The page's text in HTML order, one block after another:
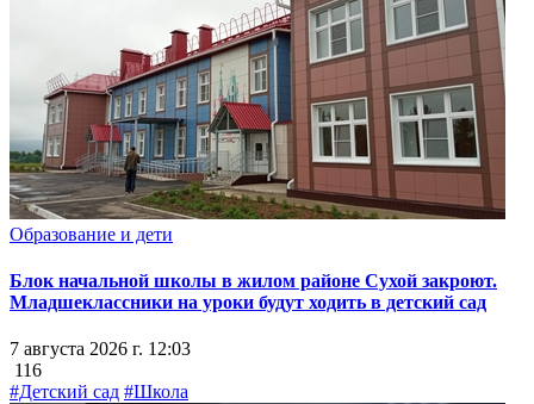
Образование и дети
Блок начальной школы в жилом районе Сухой закроют.
Младшеклассники на уроки будут ходить в детский сад
7 августа 2026 г. 12:03
116
#Детский сад #Школа